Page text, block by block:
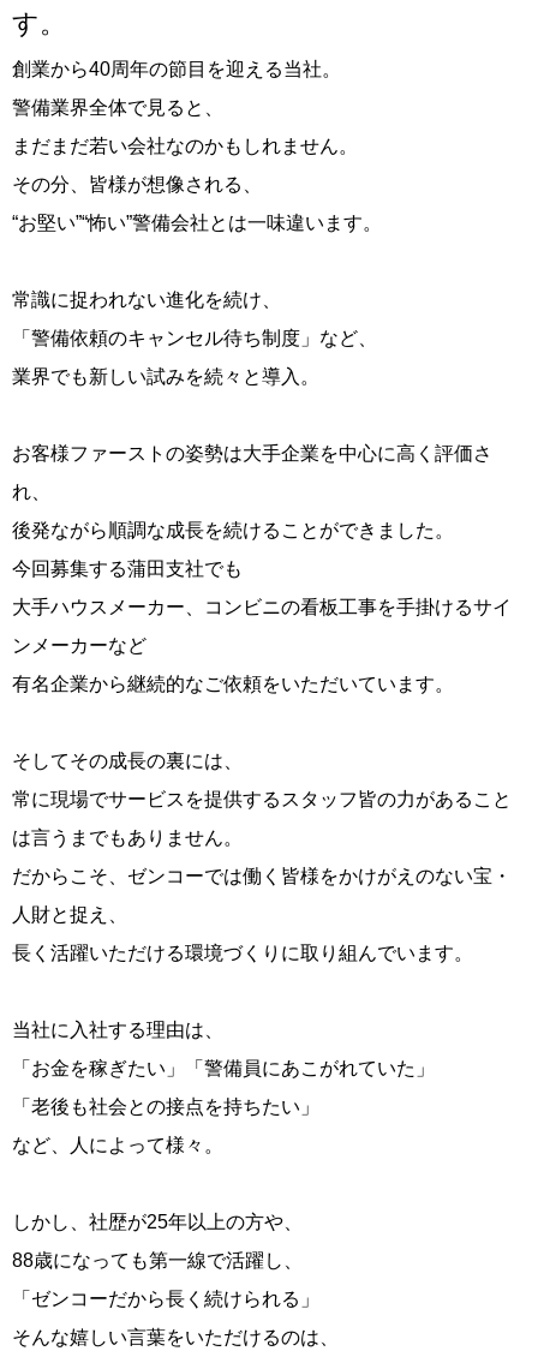
す。
創業から40周年の節目を迎える当社。
警備業界全体で見ると、
まだまだ若い会社なのかもしれません。
その分、皆様が想像される、
“お堅い”“怖い”警備会社とは一味違います。
常識に捉われない進化を続け、
「警備依頼のキャンセル待ち制度」など、
業界でも新しい試みを続々と導入。
お客様ファーストの姿勢は大手企業を中心に高く評価さ
れ、
後発ながら順調な成長を続けることができました。
今回募集する蒲田支社でも
大手ハウスメーカー、コンビニの看板工事を手掛けるサイ
ンメーカーなど
有名企業から継続的なご依頼をいただいています。
そしてその成長の裏には、
常に現場でサービスを提供するスタッフ皆の力があること
は言うまでもありません。
だからこそ、ゼンコーでは働く皆様をかけがえのない宝・
人財と捉え、
長く活躍いただける環境づくりに取り組んでいます。
当社に入社する理由は、
「お金を稼ぎたい」「警備員にあこがれていた」
「老後も社会との接点を持ちたい」
など、人によって様々。
しかし、社歴が25年以上の方や、
88歳になっても第一線で活躍し、
「ゼンコーだから長く続けられる」
そんな嬉しい言葉をいただけるのは、